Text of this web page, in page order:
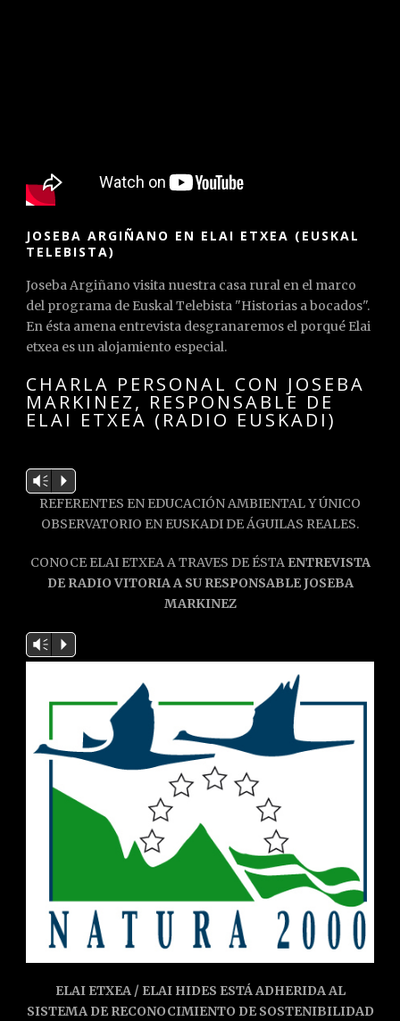
JOSEBA ARGIÑANO EN ELAI ETXEA (EUSKAL
TELEBISTA)
Joseba Argiñano visita nuestra casa rural en el marco
del programa de Euskal Telebista "Historias a bocados".
En ésta amena entrevista desgranaremos el porqué Elai
etxea es un alojamiento especial.
CHARLA PERSONAL CON JOSEBA
MARKINEZ, RESPONSABLE DE
ELAI ETXEA (RADIO EUSKADI)
Reproductor
de
audio
Vm P
REFERENTES EN EDUCACIÓN AMBIENTAL Y ÚNICO
OBSERVATORIO EN EUSKADI DE ÁGUILAS REALES.
CONOCE ELAI ETXEA A TRAVES DE ÉSTAENTREVISTA
DE RADIO VITORIA A SU RESPONSABLE JOSEBA
MARKINEZ
Reproductor
de
Vm P
ELAI ETXEA / ELAI HIDES ESTÁ ADHERIDA AL
SISTEMA DE RECONOCIMIENTO DE SOSTENIBILIDAD